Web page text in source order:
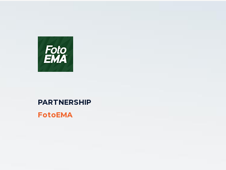
PARTNERSHIP
FotoEMA